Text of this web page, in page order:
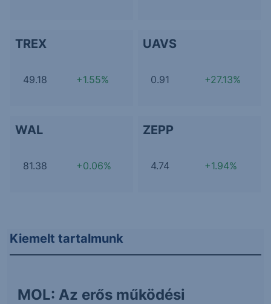
TREX
49.18 +1.55%
UAVS
0.91 +27.13%
WAL
81.38 +0.06%
ZEPP
4.74 +1.94%
Kiemelt tartalmunk
MOL: Az erős működési